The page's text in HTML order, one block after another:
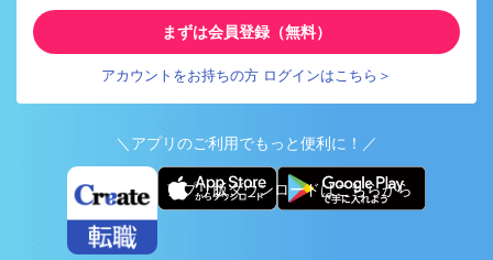
まずは会員登録（無料）
アカウントをお持ちの方 ログインはこちら＞
＼アプリのご利用でもっと便利に！／
アプリ版ダウンロードはこちらから